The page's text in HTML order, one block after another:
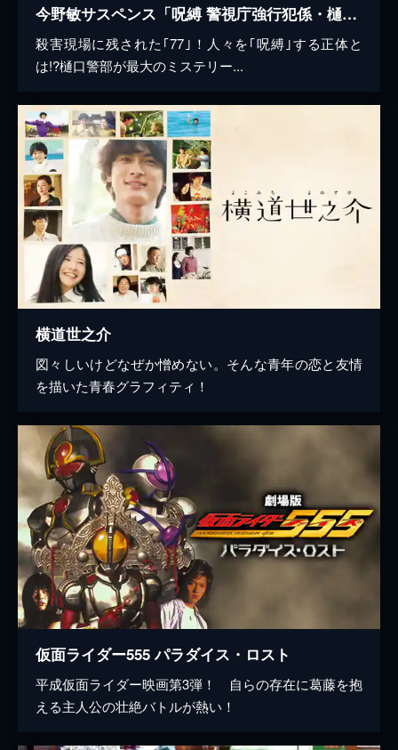
今野敏サスペンス「呪縛 警視庁強行犯係・樋口顕」
殺害現場に残された｢77｣！人々を｢呪縛｣する正体と
は!?樋口警部が最大のミステリー...
横道世之介
図々しいけどなぜか憎めない。そんな青年の恋と友情
を描いた青春グラフィティ！
仮面ライダー555 パラダイス・ロスト
平成仮面ライダー映画第3弾！ 自らの存在に葛藤を抱
える主人公の壮絶バトルが熱い！